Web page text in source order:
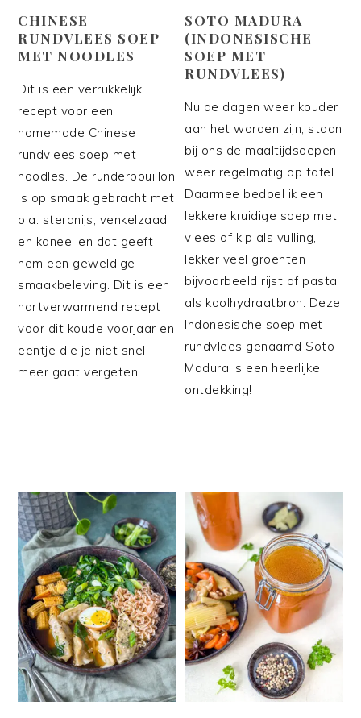
CHINESE
RUNDVLEES SOEP
MET NOODLES
Dit is een verrukkelijk
recept voor een
homemade Chinese
rundvlees soep met
noodles. De runderbouillon
is op smaak gebracht met
o.a. steranijs, venkelzaad
en kaneel en dat geeft
hem een geweldige
smaakbeleving. Dit is een
hartverwarmend recept
voor dit koude voorjaar en
eentje die je niet snel
meer gaat vergeten.
SOTO MADURA
(INDONESISCHE
SOEP MET
RUNDVLEES)
Nu de dagen weer kouder
aan het worden zijn, staan
bij ons de maaltijdsoepen
weer regelmatig op tafel.
Daarmee bedoel ik een
lekkere kruidige soep met
vlees of kip als vulling,
lekker veel groenten
bijvoorbeeld rijst of pasta
als koolhydraatbron. Deze
Indonesische soep met
rundvlees genaamd Soto
Madura is een heerlijke
ontdekking!